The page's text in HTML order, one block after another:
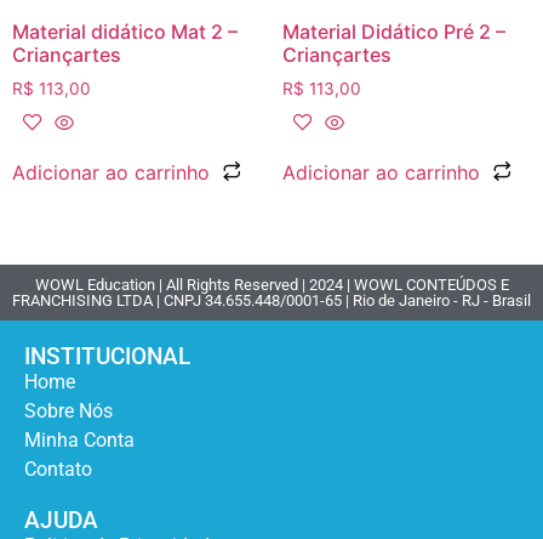
Material didático Mat 2 –
Criançartes
R$ 113,00
Adicionar ao carrinho
Material Didático Pré 2 –
Criançartes
R$ 113,00
Adicionar ao carrinho
WOWL Education | All Rights Reserved | 2024 | WOWL CONTEÚDOS E
FRANCHISING LTDA | CNPJ 34.655.448/0001-65 | Rio de Janeiro - RJ - Brasil
INSTITUCIONAL
Home
Sobre Nós
Minha Conta
Contato
AJUDA